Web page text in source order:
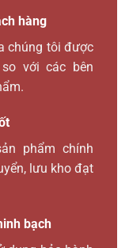
hàng
chúng tôi được
với các bên
phẩm chính
lưu kho đạt
bạch